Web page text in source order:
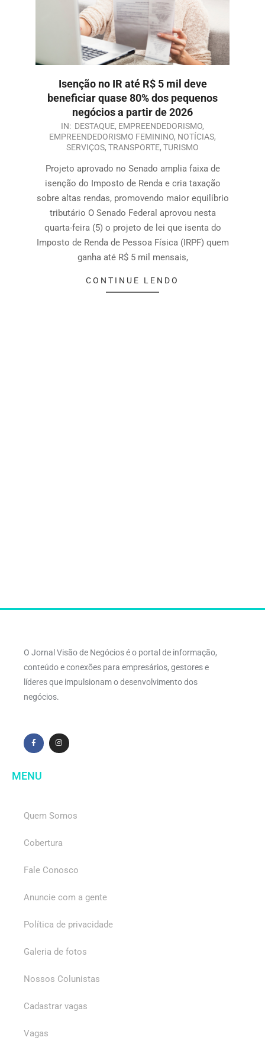
Isenção no IR até R$ 5 mil deve
beneficiar quase 80% dos pequenos
negócios a partir de 2026
IN: DESTAQUE, EMPREENDEDORISMO,
EMPREENDEDORISMO FEMININO, NOTÍCIAS,
SERVIÇOS, TRANSPORTE, TURISMO
Projeto aprovado no Senado amplia faixa de
isenção do Imposto de Renda e cria taxação
sobre altas rendas, promovendo maior equilíbrio
tributário O Senado Federal aprovou nesta
quarta-feira (5) o projeto de lei que isenta do
Imposto de Renda de Pessoa Física (IRPF) quem
ganha até R$ 5 mil mensais,
CONTINUE LENDO
O Jornal Visão de Negócios é o portal de informação,
conteúdo e conexões para empresários, gestores e
líderes que impulsionam o desenvolvimento dos
negócios.
MENU
Quem Somos
Cobertura
Fale Conosco
Anuncie com a gente
Política de privacidade
Galeria de fotos
Nossos Colunistas
Cadastrar vagas
Vagas